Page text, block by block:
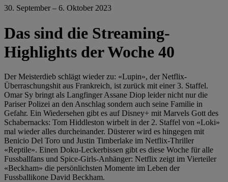
30. September – 6. Oktober 2023
Das sind die Streaming-
Highlights der Woche 40
Der Meisterdieb schlägt wieder zu: «Lupin», der Netflix-
Überraschungshit aus Frankreich, ist zurück mit einer 3. Staffel.
Omar Sy bringt als Langfinger Assane Diop leider nicht nur die
Pariser Polizei an den Anschlag sondern auch seine Familie in
Gefahr. Ein Wiedersehen gibt es auf Disney+ mit Marvels Gott des
Schabernacks: Tom Hiddleston wirbelt in der 2. Staffel von «Loki»
mal wieder alles durcheinander. Düsterer wird es hingegen mit
Benicio Del Toro und Justin Timberlake im Netflix-Thriller
«Reptile». Einen Doku-Leckerbissen gibt es diese Woche für alle
Fussballfans und Spice-Girls-Anhänger: Netflix zeigt im Vierteiler
«Beckham» die persönlichsten Momente im Leben der
Fussballikone David Beckham.